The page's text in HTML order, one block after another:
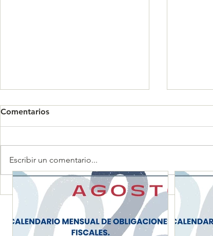
CALENDARIO MENSUAL DE
OBLIGACIONES FISCALES
"AGOSTO 2026"
"JULIO
Comentarios
Escribir un comentario...